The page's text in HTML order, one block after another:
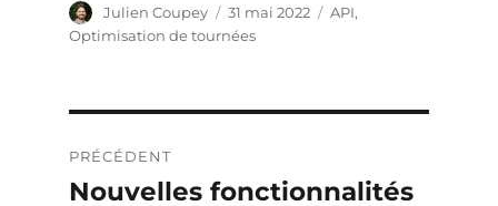
Auteur
Julien Coupey
Publié
le
31 mai 2022 Catégories
API,
Optimisation de tournées
de
PRÉCÉDENT
Publication
Nouvelles fonctionnalités